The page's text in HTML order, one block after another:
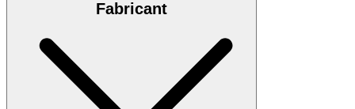
soie, fabriqué en ItalieFabricant